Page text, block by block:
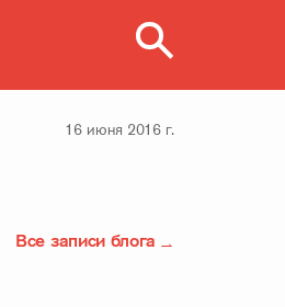
Все записи блога
16 июня 2016 г.